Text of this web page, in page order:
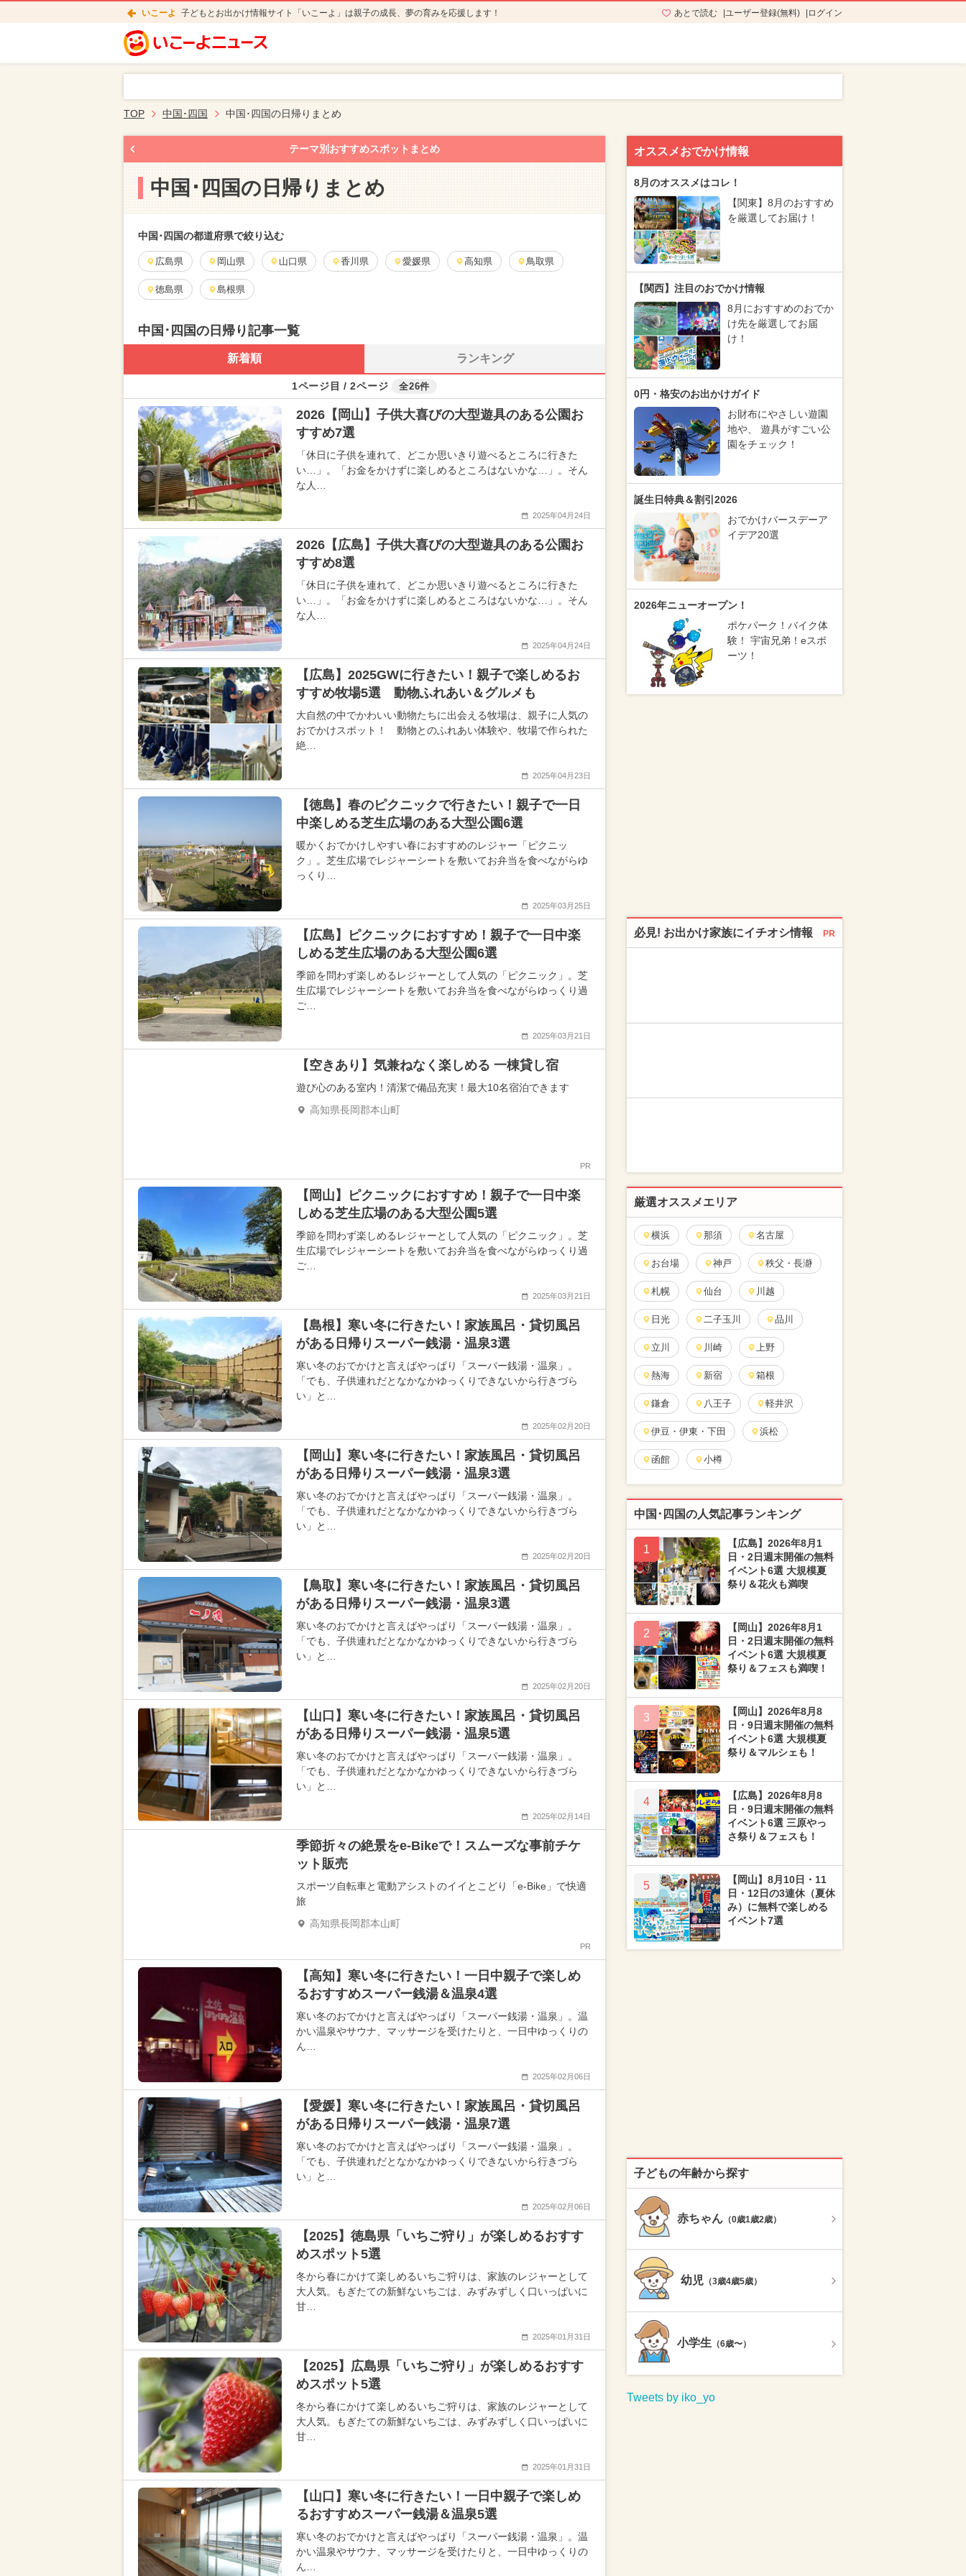
いこーよ 子どもとお出かけ情報サイト「いこーよ」は親子の成長、夢の育みを応援します！ あとで読む ユーザー登録(無料) ログイン
TOP 中国･四国 中国･四国の日帰りまとめ
テーマ別おすすめスポットまとめ
中国･四国の日帰りまとめ
中国･四国の都道府県で絞り込む
広島県 岡山県 山口県 香川県 愛媛県 高知県 鳥取県
徳島県 島根県
中国･四国の日帰り記事一覧
新着順 ランキング
1ページ目 / 2ページ 全26件
2026【岡山】子供大喜びの大型遊具のある公園お
すすめ7選
「休日に子供を連れて、どこか思いきり遊べるところに行きた
い…」。「お金をかけずに楽しめるところはないかな…」。そん
な人…
2025年04月24日
2026【広島】子供大喜びの大型遊具のある公園お
すすめ8選
「休日に子供を連れて、どこか思いきり遊べるところに行きた
い…」。「お金をかけずに楽しめるところはないかな…」。そん
な人…
2025年04月24日
【広島】2025GWに行きたい！親子で楽しめるお
すすめ牧場5選 動物ふれあい＆グルメも
大自然の中でかわいい動物たちに出会える牧場は、親子に人気の
おでかけスポット！ 動物とのふれあい体験や、牧場で作られた
絶…
2025年04月23日
【徳島】春のピクニックで行きたい！親子で一日
中楽しめる芝生広場のある大型公園6選
暖かくおでかけしやすい春におすすめのレジャー「ピクニッ
ク」。芝生広場でレジャーシートを敷いてお弁当を食べながらゆ
っくり…
2025年03月25日
【広島】ピクニックにおすすめ！親子で一日中楽
しめる芝生広場のある大型公園6選
季節を問わず楽しめるレジャーとして人気の「ピクニック」。芝
生広場でレジャーシートを敷いてお弁当を食べながらゆっくり過
ご…
2025年03月21日
【空きあり】気兼ねなく楽しめる 一棟貸し宿
遊び心のある室内！清潔で備品充実！最大10名宿泊できます
高知県長岡郡本山町
PR
【岡山】ピクニックにおすすめ！親子で一日中楽
しめる芝生広場のある大型公園5選
季節を問わず楽しめるレジャーとして人気の「ピクニック」。芝
生広場でレジャーシートを敷いてお弁当を食べながらゆっくり過
ご…
2025年03月21日
【島根】寒い冬に行きたい！家族風呂・貸切風呂
がある日帰りスーパー銭湯・温泉3選
寒い冬のおでかけと言えばやっぱり「スーパー銭湯・温泉」。
「でも、子供連れだとなかなかゆっくりできないから行きづら
い」と…
2025年02月20日
【岡山】寒い冬に行きたい！家族風呂・貸切風呂
がある日帰りスーパー銭湯・温泉3選
寒い冬のおでかけと言えばやっぱり「スーパー銭湯・温泉」。
「でも、子供連れだとなかなかゆっくりできないから行きづら
い」と…
2025年02月20日
【鳥取】寒い冬に行きたい！家族風呂・貸切風呂
がある日帰りスーパー銭湯・温泉3選
寒い冬のおでかけと言えばやっぱり「スーパー銭湯・温泉」。
「でも、子供連れだとなかなかゆっくりできないから行きづら
い」と…
2025年02月20日
【山口】寒い冬に行きたい！家族風呂・貸切風呂
がある日帰りスーパー銭湯・温泉5選
寒い冬のおでかけと言えばやっぱり「スーパー銭湯・温泉」。
「でも、子供連れだとなかなかゆっくりできないから行きづら
い」と…
2025年02月14日
季節折々の絶景をe-Bikeで！スムーズな事前チケ
ット販売
スポーツ自転車と電動アシストのイイとこどり「e-Bike」で快適
旅
高知県長岡郡本山町
PR
【高知】寒い冬に行きたい！一日中親子で楽しめ
るおすすめスーパー銭湯＆温泉4選
寒い冬のおでかけと言えばやっぱり「スーパー銭湯・温泉」。温
かい温泉やサウナ、マッサージを受けたりと、一日中ゆっくりの
ん…
2025年02月06日
【愛媛】寒い冬に行きたい！家族風呂・貸切風呂
がある日帰りスーパー銭湯・温泉7選
寒い冬のおでかけと言えばやっぱり「スーパー銭湯・温泉」。
「でも、子供連れだとなかなかゆっくりできないから行きづら
い」と…
2025年02月06日
【2025】徳島県「いちご狩り」が楽しめるおすす
めスポット5選
冬から春にかけて楽しめるいちご狩りは、家族のレジャーとして
大人気。もぎたての新鮮ないちごは、みずみずしく口いっぱいに
甘…
2025年01月31日
【2025】広島県「いちご狩り」が楽しめるおすす
めスポット5選
冬から春にかけて楽しめるいちご狩りは、家族のレジャーとして
大人気。もぎたての新鮮ないちごは、みずみずしく口いっぱいに
甘…
2025年01月31日
【山口】寒い冬に行きたい！一日中親子で楽しめ
るおすすめスーパー銭湯＆温泉5選
寒い冬のおでかけと言えばやっぱり「スーパー銭湯・温泉」。温
かい温泉やサウナ、マッサージを受けたりと、一日中ゆっくりの
ん…
オススメおでかけ情報
8月のオススメはコレ！
【関東】8月のおすすめ
を厳選してお届け！
【関西】注目のおでかけ情報
8月におすすめのおでか
け先を厳選してお届
け！
0円・格安のお出かけガイド
お財布にやさしい遊園
地や、 遊具がすごい公
園をチェック！
誕生日特典＆割引2026
おでかけバースデーア
イデア20選
2026年ニューオープン！
ポケパーク！バイク体
験！ 宇宙兄弟！eスポ
ーツ！
必見! お出かけ家族にイチオシ情報 PR
厳選オススメエリア
横浜 那須 名古屋
お台場 神戸 秩父・長瀞
札幌 仙台 川越
日光 二子玉川 品川
立川 川崎 上野
熱海 新宿 箱根
鎌倉 八王子 軽井沢
伊豆・伊東・下田 浜松
函館 小樽
中国･四国の人気記事ランキング
1
【広島】2026年8月1
日・2日週末開催の無料
イベント6選 大規模夏
祭り＆花火も満喫
2
【岡山】2026年8月1
日・2日週末開催の無料
イベント6選 大規模夏
祭り＆フェスも満喫！
3
【岡山】2026年8月8
日・9日週末開催の無料
イベント6選 大規模夏
祭り＆マルシェも！
4
【広島】2026年8月8
日・9日週末開催の無料
イベント6選 三原やっ
さ祭り＆フェスも！
5
【岡山】8月10日・11
日・12日の3連休（夏休
み）に無料で楽しめる
イベント7選
子どもの年齢から探す
赤ちゃん （0歳1歳2歳）
幼児 （3歳4歳5歳）
小学生 （6歳〜）
Tweets by iko_yo